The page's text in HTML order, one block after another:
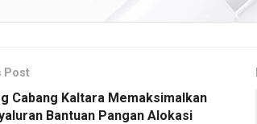
Post
Cabang Kaltara Memaksimalkan
Bantuan Pangan Alokasi